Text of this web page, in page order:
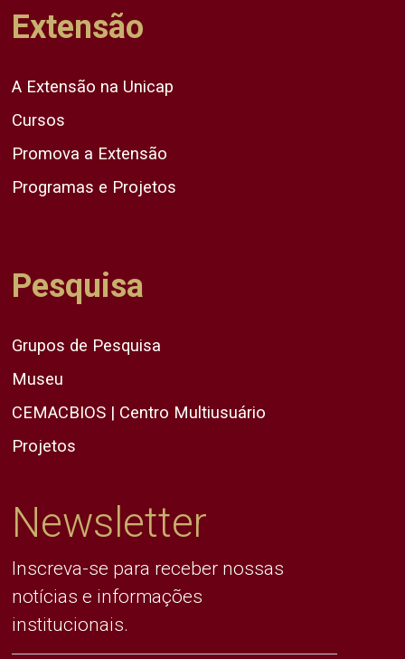
Extensão
A Extensão na Unicap
Cursos
Promova a Extensão
Programas e Projetos
Pesquisa
Grupos de Pesquisa
Museu
CEMACBIOS | Centro Multiusuário
Projetos
Newsletter
Inscreva-se para receber nossas
notícias e informações
institucionais.